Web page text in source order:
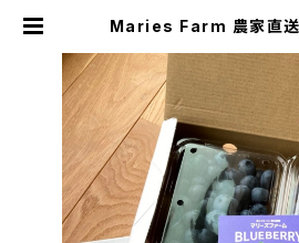
Maries Farm 農家直送
ーズファーム